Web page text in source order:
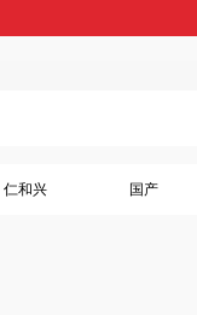
仁和兴 国产